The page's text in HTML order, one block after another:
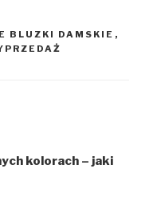
BLUZKI DAMSKIE ,
kolorach – jaki